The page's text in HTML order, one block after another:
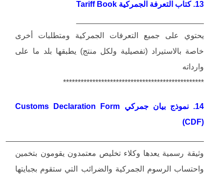
13. كتاب التعرفة الجمركية Tariff Book
يحتوي على جميع التعرفات الجمركية ومتطلبات أخرى
خاصة بالاستيراد (تفصيلية ولكل منتج) يطبقها بلد ما على
وارداته
************************************************
14. نموذج بيان جمركي Customs Declaration Form
(CDF)
وثيقة رسمية يعدها وكلاء تخليص معتمدون يقومون بتخمين
واحتساب الرسوم الجمركية والضرائب التي ستقوم بجبايتها